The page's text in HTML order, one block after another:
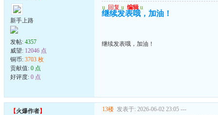
新手上路
发帖: 4357
威望: 12046 点
铜币: 3703 枚
贡献值: 0 点
好评度: 0 点
u 回复 u 编辑 u
继续发表哦，加油！
继续发表哦，加油！
【火爆作者】 13楼 发表于: 2026-06-02 23:05 ---